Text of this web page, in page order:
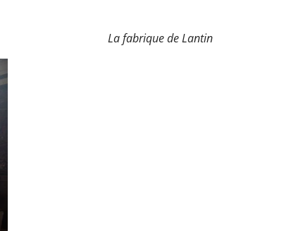
La fabrique de Lantin